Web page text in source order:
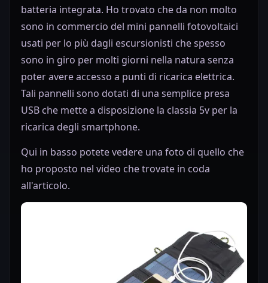
batteria integrata. Ho trovato che da non molto
sono in commercio del mini pannelli fotovoltaici
usati per lo più dagli escursionisti che spesso
sono in giro per molti giorni nella natura senza
poter avere accesso a punti di ricarica elettrica.
Tali pannelli sono dotati di una semplice presa
USB che mette a disposizione la classia 5v per la
ricarica degli smartphone.
Qui in basso potete vedere una foto di quello che
ho proposto nel video che trovate in coda
all'articolo.